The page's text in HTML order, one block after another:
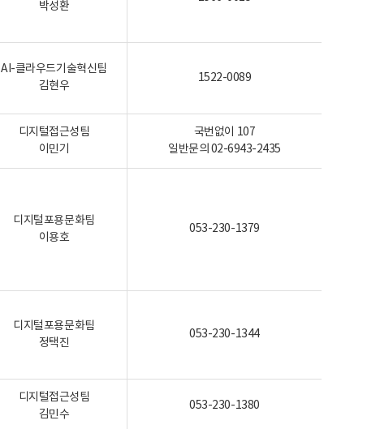
박성환
AI-클라우드기술혁신팀
김현우
1522-0089
디지털접근성팀
이민기
국번없이 107
일반문의 02-6943-2435
디지털포용문화팀
이용호
053-230-1379
디지털포용문화팀
정택진
053-230-1344
디지털접근성팀
김민수
053-230-1380